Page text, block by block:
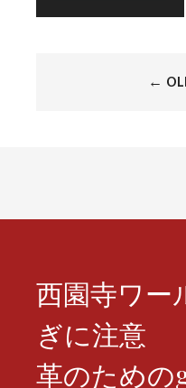
ョ
ン
←
西園寺ワー
ぎに注意
革のための